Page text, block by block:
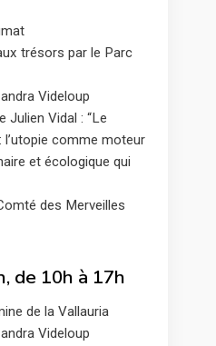
trésors par le Parc
Videloup
Julien Vidal : “Le
l’utopie comme moteur
et écologique qui
des Merveilles
de 10h à 17h
de la Vallauria
Videloup